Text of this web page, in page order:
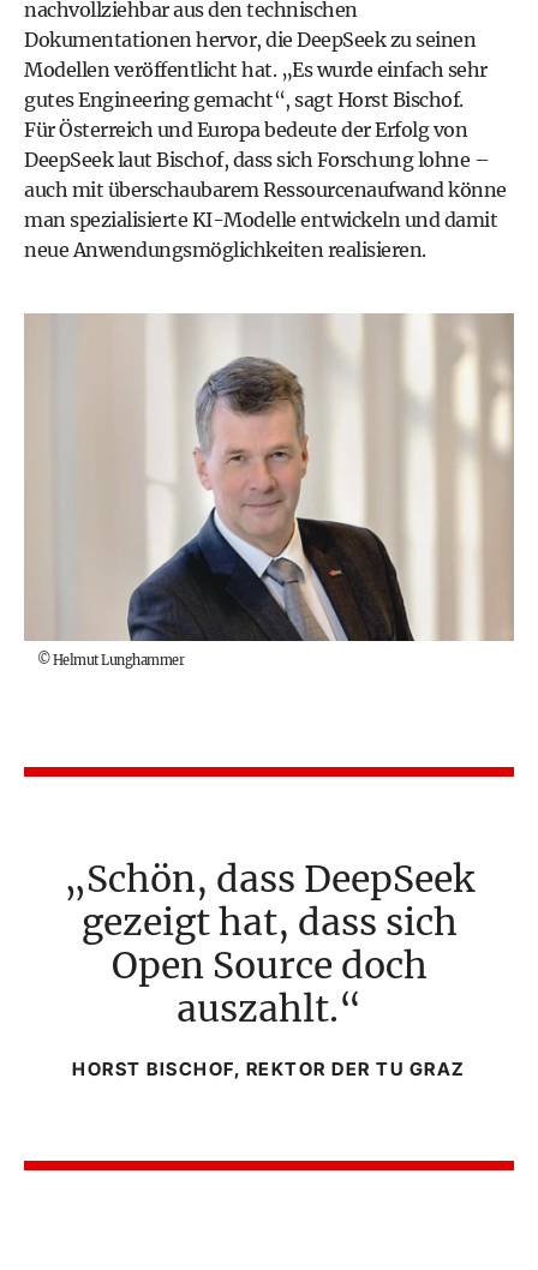
nachvollziehbar aus den technischen
Dokumentationen hervor, die DeepSeek zu seinen
Modellen veröffentlicht hat. „Es wurde einfach sehr
gutes Engineering gemacht“, sagt Horst Bischof.
Für Österreich und Europa bedeute der Erfolg von
DeepSeek laut Bischof, dass sich Forschung lohne –
auch mit überschaubarem Ressourcenaufwand könne
man spezialisierte KI-Modelle entwickeln und damit
neue Anwendungsmöglichkeiten realisieren.
©Helmut Lunghammer
Schön, dass DeepSeek
gezeigt hat, dass sich
Open Source doch
auszahlt.
HORST BISCHOF, REKTOR DER TU GRAZ